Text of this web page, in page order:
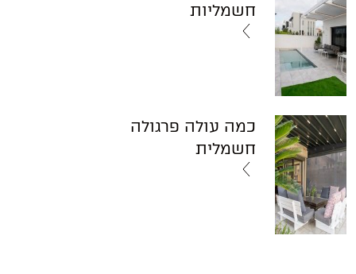
חשמליות
כמה עולה פרגולה
חשמלית